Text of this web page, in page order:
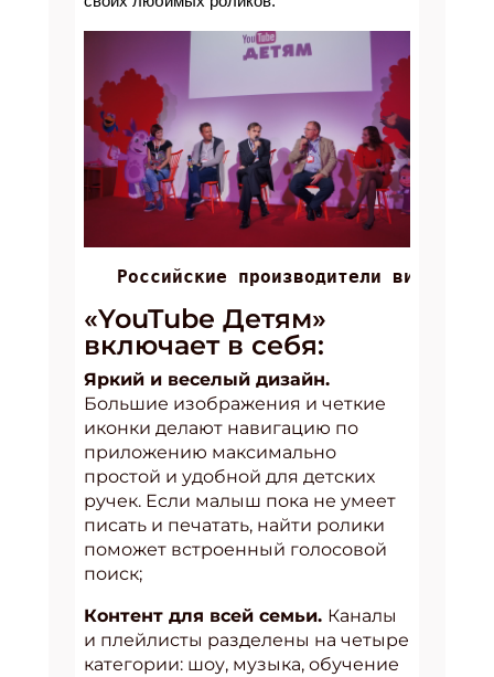
Российские производители
«YouTube Детям»
включает в себя:
Яркий и веселый дизайн.
Большие изображения и четкие
иконки делают навигацию по
приложению максимально
простой и удобной для детских
ручек. Если малыш пока не умеет
писать и печатать, найти ролики
поможет встроенный голосовой
поиск;
Контент для всей семьи. Каналы
и плейлисты разделены на четыре
категории: шоу, музыка, обучение